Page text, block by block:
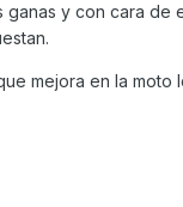
ganas y con cara
mejora en la